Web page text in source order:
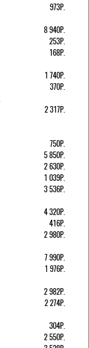
973Р.
8 940Р.
253Р.
168Р.
1 740Р.
370Р.
2 317Р.
750Р.
5 850Р.
2 630Р.
1 039Р.
3 536Р.
4 320Р.
416Р.
2 980Р.
7 990Р.
1 976Р.
2 982Р.
2 274Р.
304Р.
2 550Р.